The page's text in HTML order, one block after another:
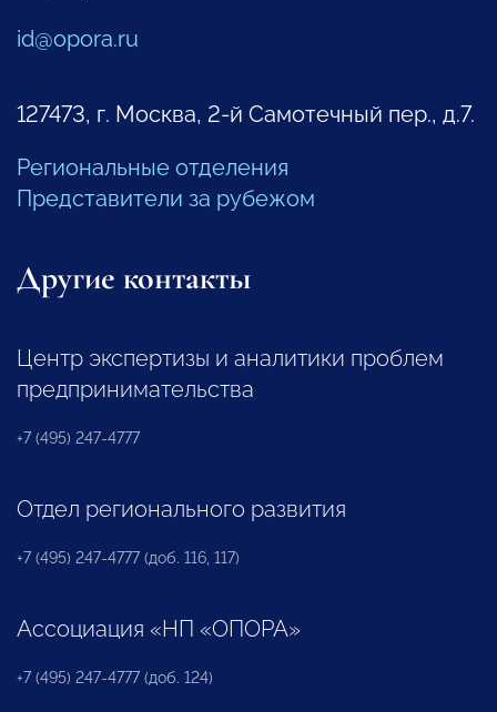
id@opora.ru
127473, г. Москва, 2-й Самотечный пер., д.7.
Региональные отделения
Представители за рубежом
Другие контакты
Центр экспертизы и аналитики проблем
предпринимательства
+7 (495) 247-4777
Отдел регионального развития
+7 (495) 247-4777 (доб. 116, 117)
Ассоциация «НП «ОПОРА»
+7 (495) 247-4777 (доб. 124)